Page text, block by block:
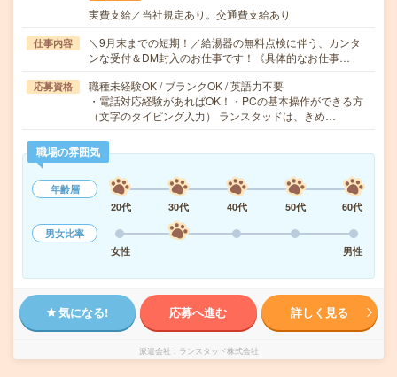
実費支給／当社規定あり。交通費支給あり
仕事内容
＼9月末までの短期！／給湯器の無料点検に伴う、カンタ
ンな受付＆DM封入のお仕事です！《具体的なお仕事…
応募資格
職種未経験OK / ブランクOK / 英語力不要
・電話対応経験があればOK！・PCの基本操作ができる方
（文字のタイピング入力） ランスタッドは、きめ…
職場の雰囲気
年齢層
20代
30代 40代 50代
60代
男女比率
女性
男性
気になる! 応募へ進む 詳しく見る
派遣会社 ランスタッド株式会社